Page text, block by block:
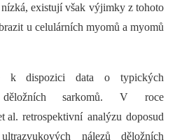
existují však výjimky z tohoto
u celulárních myomů a myomů
k dispozici data o typických
děložních sarkomů. V roce
retrospektivní analýzu doposud
nálezů děložních